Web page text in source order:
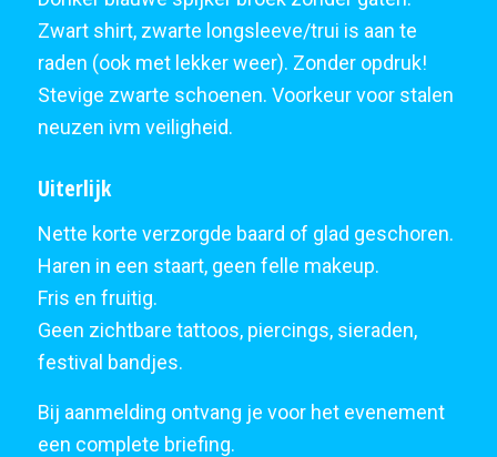
Zwart shirt, zwarte longsleeve/trui is aan te
raden (ook met lekker weer). Zonder opdruk!
Stevige zwarte schoenen. Voorkeur voor stalen
neuzen ivm veiligheid.
Uiterlijk
Nette korte verzorgde baard of glad geschoren.
Haren in een staart, geen felle makeup.
Fris en fruitig.
Geen zichtbare tattoos, piercings, sieraden,
festival bandjes.
Bij aanmelding ontvang je voor het evenement
een complete briefing.